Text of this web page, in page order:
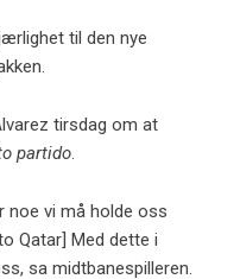
til den nye
tirsdag om at
partido.
noe vi må holde oss
Qatar] Med dette i
sa midtbanespilleren.